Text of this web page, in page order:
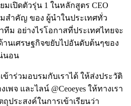
เปิดตัวรุ่น 1 ในหลักสูตร CEO
สำคัญ ของ ผู้นำในประเทศทั่ว
ทีม อย่างไรโอกาสที่ประเทศไทยจะ
านเศรษฐกิจขยับไปอันดับต้นๆของ
นอน
ข้าร่วมอบรมกับเราได้ ให้ส่งประวัติ
พจ และไลน์ @Ceoeyes ให้ทางเรา
ประสงค์ในการเข้าเรียนว่า